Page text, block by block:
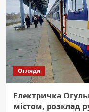
Огляди
Електричка
містом, розклад